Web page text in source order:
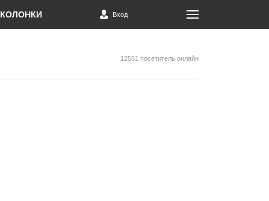
КОЛОНКИ Вход
12551 посетитель онлайн